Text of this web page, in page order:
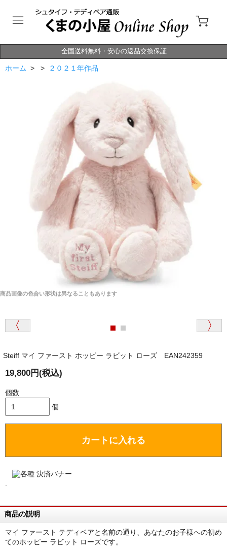
全国送料無料・安心の返品交換保証
ホーム > > ２０２１年作品
商品画像の色合い形状は異なることもあります
Steiff マイ ファースト ホッピー ラビット ローズ EAN242359
19,800円(税込)
個数
個
カートに入れる
商品の説明
マイ ファースト テディベアと名前の通り、あなたのお子様への初め
てのホッピー ラビット ローズです。